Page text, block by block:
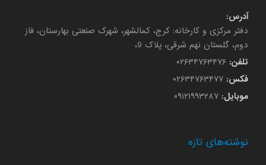
آدرس:
دفتر مرکزی و کارخانه: کرج، کمالشهر، شهرک صنعتی بهارستان، فاز
دوم، گلستان نهم شرقی، پلاک 9،
تلفن: ۰۲۶۳۴۷۶۳۴۷۶
فکس: ۰۲۶۳۴۷۶۳۴۷۷
موبایل: ۰۹۱۲۱۹۹۳۲۸۷
نوشته‌های تازه